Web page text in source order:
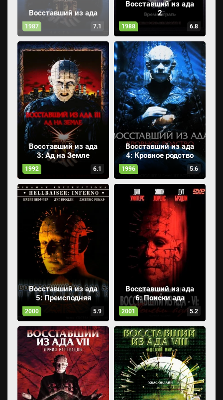
Восставший из ада
1987 7.1
Восставший из ада
2
1988 6.8
Восставший из ада
3: Ад на Земле
1992 6.1
Восставший из ада
4: Кровное родство
1996 5.6
Восставший из ада
5: Преисподняя
2000 5.9
Восставший из ада
6: Поиски ада
2001 5.2